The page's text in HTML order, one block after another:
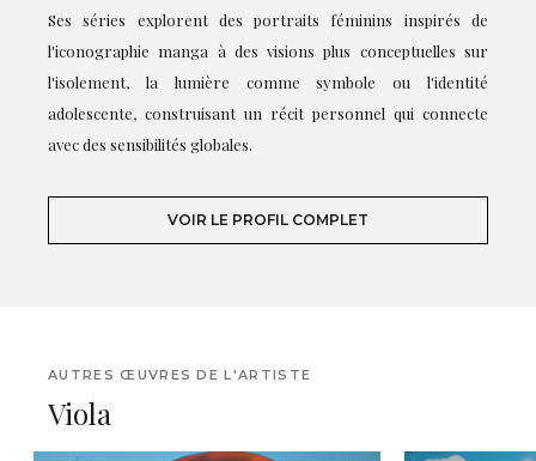
Ses séries explorent des portraits féminins inspirés de
l'iconographie manga à des visions plus conceptuelles sur
l'isolement, la lumière comme symbole ou l'identité
adolescente, construisant un récit personnel qui connecte
avec des sensibilités globales.
VOIR LE PROFIL COMPLET
AUTRES ŒUVRES DE L'ARTISTE
Viola